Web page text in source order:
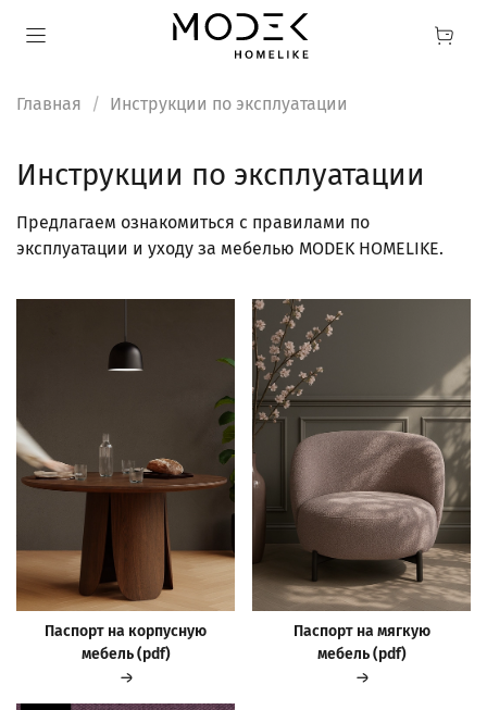
Главная Инструкции по эксплуатации
Инструкции по эксплуатации
Предлагаем ознакомиться с правилами по
эксплуатации и уходу за мебелью MODEK HOMELIKE.
Паспорт на корпусную
мебель (pdf)
Паспорт на мягкую
мебель (pdf)